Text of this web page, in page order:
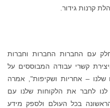
קרנות גידור.
עם החברות החברות וחברות
קשרי עבודה המבוססים על
– אחריות ושקיפות", אמרה
לנו לחבר את הלקוחות שלנו עם
בכל העולם ולספק מידע